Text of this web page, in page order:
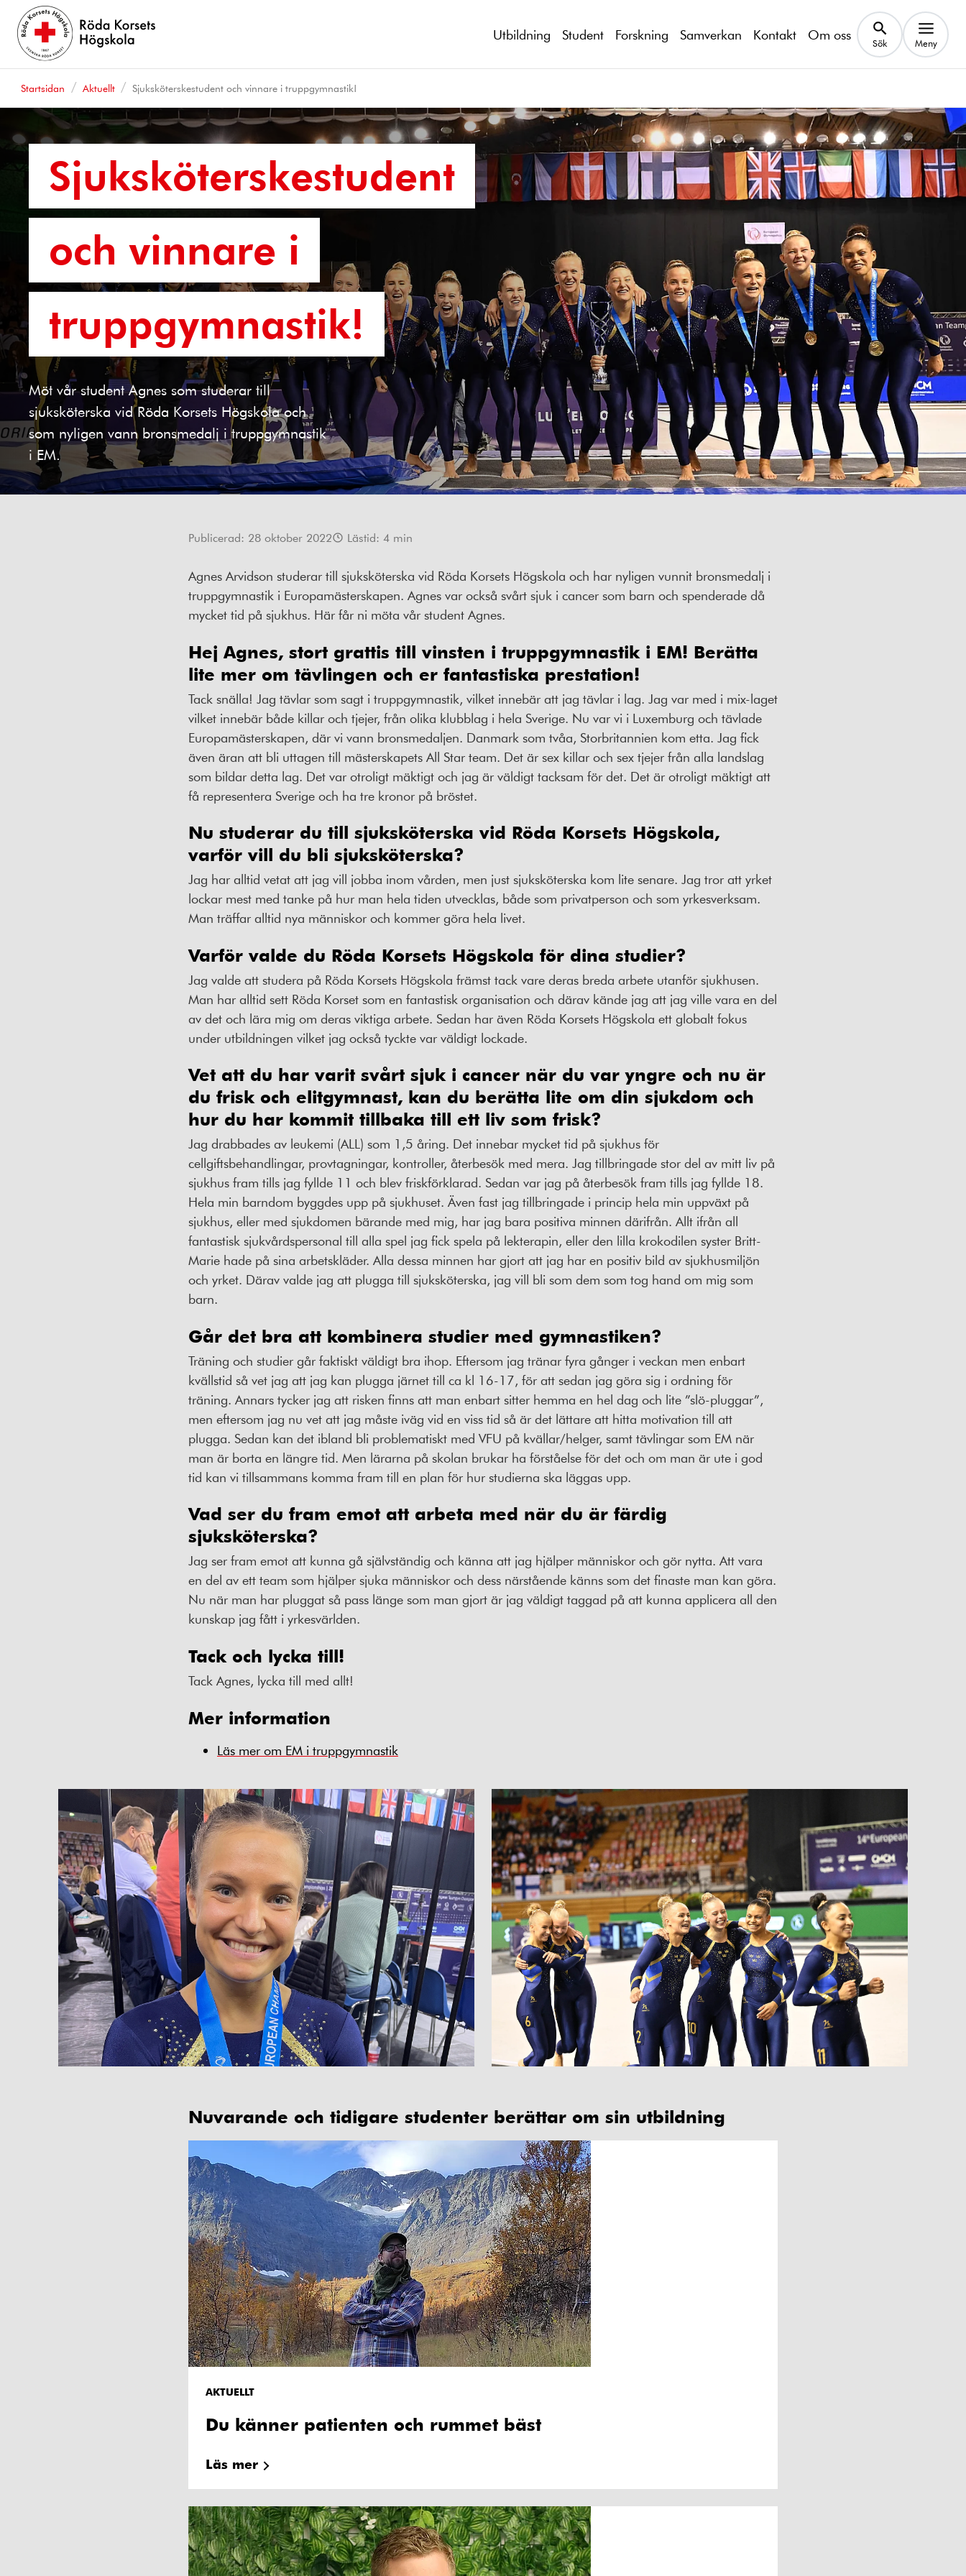
Utbildning Student Forskning Samverkan Kontakt Om oss Sök Meny
Startsidan Aktuellt Sjuksköterskestudent och vinnare i truppgymnastik!
Sjuksköterskestudent
och vinnare i
truppgymnastik!
Möt vår student Agnes som studerar till
sjuksköterska vid Röda Korsets Högskola och
som nyligen vann bronsmedalj i truppgymnastik
i EM.
Publicerad: 28 oktober 2022 Lästid: 4 min
Agnes Arvidson studerar till sjuksköterska vid Röda Korsets Högskola och har nyligen vunnit bronsmedalj i
truppgymnastik i Europamästerskapen. Agnes var också svårt sjuk i cancer som barn och spenderade då
mycket tid på sjukhus. Här får ni möta vår student Agnes.
Hej Agnes, stort grattis till vinsten i truppgymnastik i EM! Berätta
lite mer om tävlingen och er fantastiska prestation!
Tack snälla! Jag tävlar som sagt i truppgymnastik, vilket innebär att jag tävlar i lag. Jag var med i mix-laget
vilket innebär både killar och tjejer, från olika klubblag i hela Sverige. Nu var vi i Luxemburg och tävlade
Europamästerskapen, där vi vann bronsmedaljen. Danmark som tvåa, Storbritannien kom etta. Jag fick
även äran att bli uttagen till mästerskapets All Star team. Det är sex killar och sex tjejer från alla landslag
som bildar detta lag. Det var otroligt mäktigt och jag är väldigt tacksam för det. Det är otroligt mäktigt att
få representera Sverige och ha tre kronor på bröstet.
Nu studerar du till sjuksköterska vid Röda Korsets Högskola,
varför vill du bli sjuksköterska?
Jag har alltid vetat att jag vill jobba inom vården, men just sjuksköterska kom lite senare. Jag tror att yrket
lockar mest med tanke på hur man hela tiden utvecklas, både som privatperson och som yrkesverksam.
Man träffar alltid nya människor och kommer göra hela livet.
Varför valde du Röda Korsets Högskola för dina studier?
Jag valde att studera på Röda Korsets Högskola främst tack vare deras breda arbete utanför sjukhusen.
Man har alltid sett Röda Korset som en fantastisk organisation och därav kände jag att jag ville vara en del
av det och lära mig om deras viktiga arbete. Sedan har även Röda Korsets Högskola ett globalt fokus
under utbildningen vilket jag också tyckte var väldigt lockade.
Vet att du har varit svårt sjuk i cancer när du var yngre och nu är
du frisk och elitgymnast, kan du berätta lite om din sjukdom och
hur du har kommit tillbaka till ett liv som frisk?
Jag drabbades av leukemi (ALL) som 1,5 åring. Det innebar mycket tid på sjukhus för
cellgiftsbehandlingar, provtagningar, kontroller, återbesök med mera. Jag tillbringade stor del av mitt liv på
sjukhus fram tills jag fyllde 11 och blev friskförklarad. Sedan var jag på återbesök fram tills jag fyllde 18.
Hela min barndom byggdes upp på sjukhuset. Även fast jag tillbringade i princip hela min uppväxt på
sjukhus, eller med sjukdomen bärande med mig, har jag bara positiva minnen därifrån. Allt ifrån all
fantastisk sjukvårdspersonal till alla spel jag fick spela på lekterapin, eller den lilla krokodilen syster Britt-
Marie hade på sina arbetskläder. Alla dessa minnen har gjort att jag har en positiv bild av sjukhusmiljön
och yrket. Därav valde jag att plugga till sjuksköterska, jag vill bli som dem som tog hand om mig som
barn.
Går det bra att kombinera studier med gymnastiken?
Träning och studier går faktiskt väldigt bra ihop. Eftersom jag tränar fyra gånger i veckan men enbart
kvällstid så vet jag att jag kan plugga järnet till ca kl 16-17, för att sedan jag göra sig i ordning för
träning. Annars tycker jag att risken finns att man enbart sitter hemma en hel dag och lite ”slö-pluggar”,
men eftersom jag nu vet att jag måste iväg vid en viss tid så är det lättare att hitta motivation till att
plugga. Sedan kan det ibland bli problematiskt med VFU på kvällar/helger, samt tävlingar som EM när
man är borta en längre tid. Men lärarna på skolan brukar ha förståelse för det och om man är ute i god
tid kan vi tillsammans komma fram till en plan för hur studierna ska läggas upp.
Vad ser du fram emot att arbeta med när du är färdig
sjuksköterska?
Jag ser fram emot att kunna gå självständig och känna att jag hjälper människor och gör nytta. Att vara
en del av ett team som hjälper sjuka människor och dess närstående känns som det finaste man kan göra.
Nu när man har pluggat så pass länge som man gjort är jag väldigt taggad på att kunna applicera all den
kunskap jag fått i yrkesvärlden.
Tack och lycka till!
Tack Agnes, lycka till med allt!
Mer information
Läs mer om EM i truppgymnastik
Nuvarande och tidigare studenter berättar om sin utbildning
AKTUELLT
Du känner patienten och rummet bäst
Läs mer